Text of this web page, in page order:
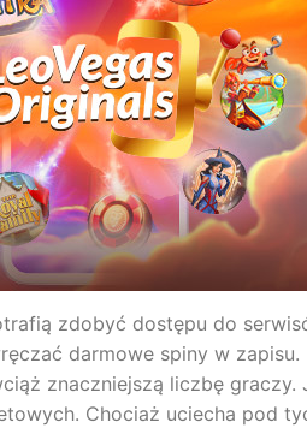
zdobyć dostępu do
darmowe spiny w zapisu.
znaczniejszą liczbę graczy.
Chociaż uciecha pod